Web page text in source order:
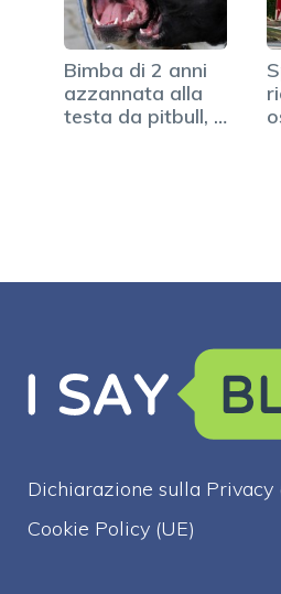
Bimba di 2 anni
azzannata alla
testa da pitbull, è
Dichiarazione sulla Privacy
Cookie Policy (UE)